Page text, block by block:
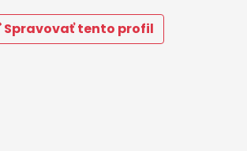
Spravovať tento profil